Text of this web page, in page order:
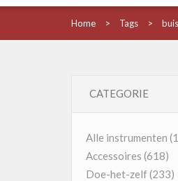
Home Tags buis
CATEGORIE
Alle instrumenten
Accessoires (618)
Doe-het-zelf(233)